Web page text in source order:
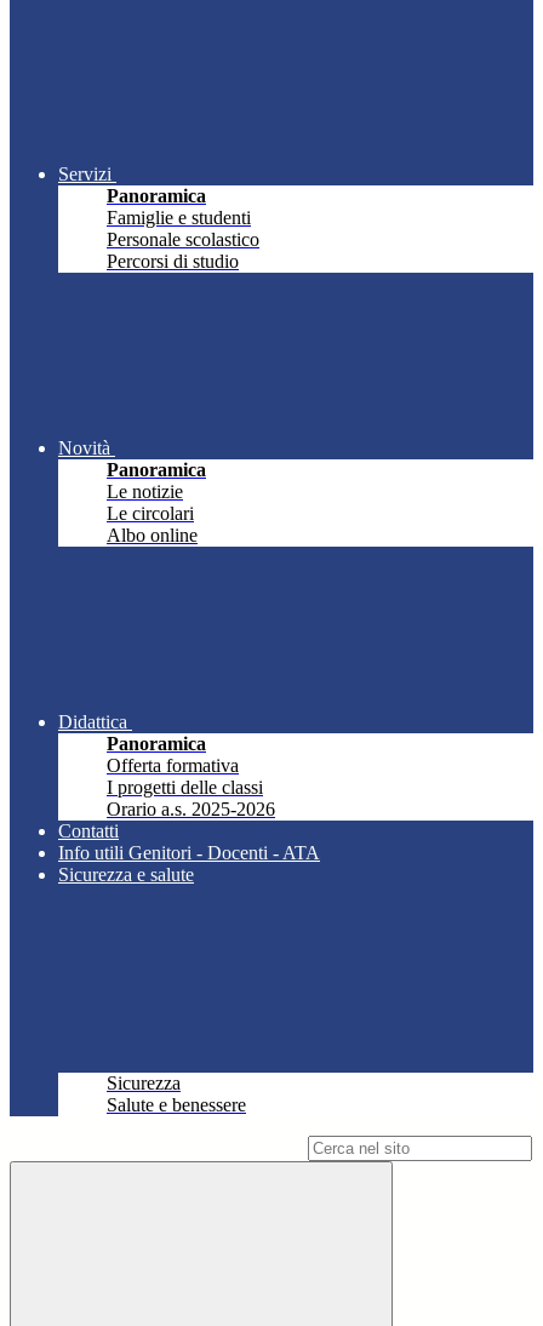
Servizi
Panoramica
Famiglie e studenti
Personale scolastico
Percorsi di studio
Novità
Panoramica
Le notizie
Le circolari
Albo online
Didattica
Panoramica
Offerta formativa
I progetti delle classi
Orario a.s. 2025-2026
Contatti
Info utili Genitori - Docenti - ATA
Sicurezza e salute
Sicurezza
Salute e benessere